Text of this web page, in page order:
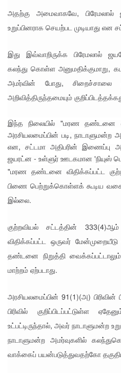
தலைவ
சந்தித்தார்
இந்திய
வெளியுற
செயலாள
ர் மிஸ்ரி!
அனோஜ
னுக்கான
வெற்றிய
டைவதற்
தண்ட
னை
குறைக்கப்
படுவதற்
அதற்கு அமைவாகவே, பிரேமலால்
உறுப்பினராக செயற்பட முடியாது என
இது இவ்வாறிருக்க பிரேமலால்
கலந்து கொள்ள அனுமதிக்குமாறு,
அமர்வின் போது, சிறைச்சாலை
அறிவித்திருந்தமையும்
இந்த நிலையில் "மரண தண்டனை
அரசியலமைப்பின் படி, நாடாளுமன்ற
என, சட்டமா அதிபரின் இணைப்பு
ஜயரட்ன - உள்ளுர் ஊடகமான 'நியுஸ்
"மரண தண்டனை விதிக்கப்பட்ட
பிணை பெற்றுக்கொள்ளக் கூடிய
இல்லை.
குற்றவியல் சட்டத்தின்
விதிக்கப்பட்ட ஒருவர்
தண்டனை நிறுத்தி
மாற்றம் ஏற்படாது.
அரசியலமைப்பின் 91(1)(அ)
பிரிவில் குறிப்பிடப்பட்டுள்ள
உட்பட்டிருந்தால், அவர் நாடாளுமன்ற
நாடாளுமன்ற அமர்வுகளில்
வாக்கைப் பயன்படுத்துவதற்கோ